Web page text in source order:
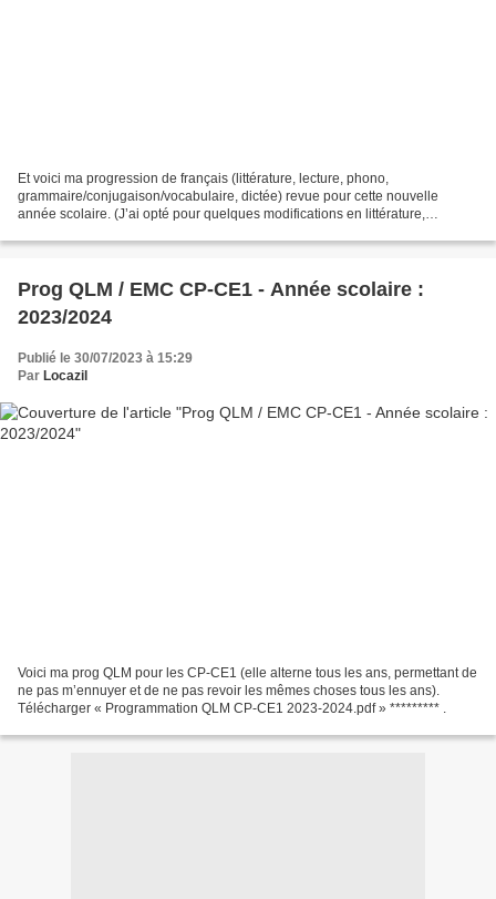
Et voici ma progression de français (littérature, lecture, phono,
grammaire/conjugaison/vocabulaire, dictée) revue pour cette nouvelle
année scolaire. (J’ai opté pour quelques modifications en littérature,
Prog QLM / EMC CP-CE1 - Année scolaire :
2023/2024
Publié le 30/07/2023 à 15:29
Par Locazil
Voici ma prog QLM pour les CP-CE1 (elle alterne tous les ans, permettant de
ne pas m’ennuyer et de ne pas revoir les mêmes choses tous les ans).
Télécharger « Programmation QLM CP-CE1 2023-2024.pdf » ********* .